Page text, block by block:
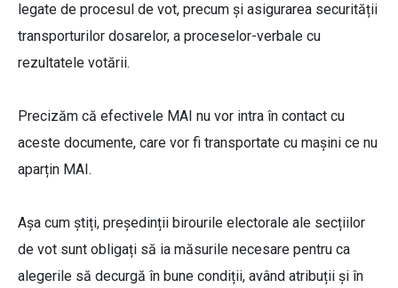
legate de procesul de vot, precum și asigurarea securității
transporturilor dosarelor, a proceselor-verbale cu
rezultatele votării.
Precizăm că efectivele MAI nu vor intra în contact cu
aceste documente, care vor fi transportate cu mașini ce nu
aparțin MAI.
Așa cum știți, președinții birourile electorale ale secțiilor
de vot sunt obligați să ia măsurile necesare pentru ca
alegerile să decurgă în bune condiții, având atribuții și în